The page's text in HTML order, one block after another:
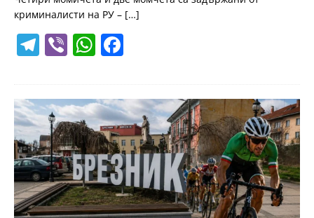
криминалисти на РУ – […]
T
gr
a
m
Vi W
s
A
p
p
e
b
o
o
k